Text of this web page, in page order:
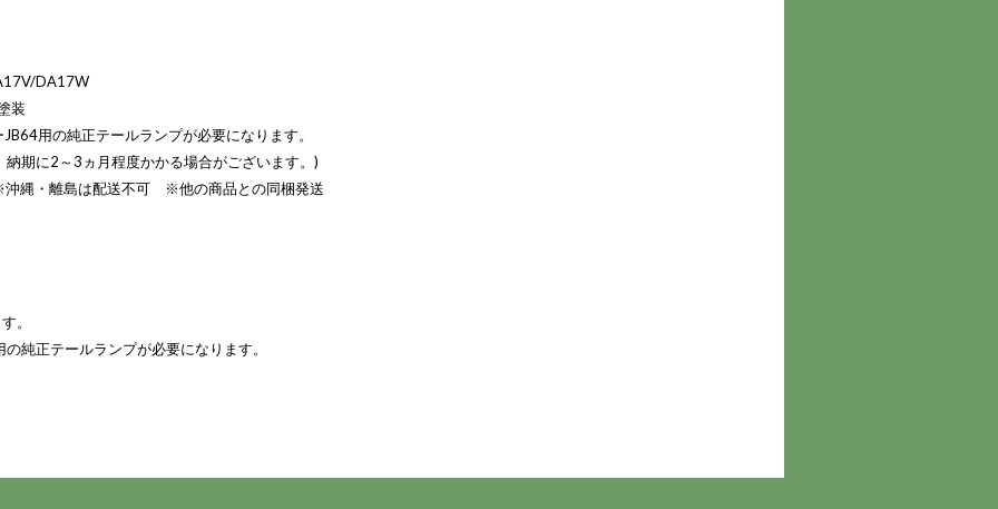
DA17W
装
用の純正テールランプが必要になります。
期に2～3ヵ月程度かかる場合がございます。)
縄・離島は配送不可 ※他の商品との同梱発送
。
純正テールランプが必要になります。